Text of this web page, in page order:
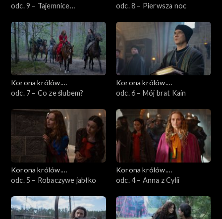
Jagiellonowie
odc. 9 – Tajemnice
Jagiellonowie
odc. 8 – Pierwsza noc
Korona królów.
Jagiellonowie
odc. 7 – Co ze ślubem?
Korona królów.
Jagiellonowie
odc. 6 – Mój brat Kain
Korona królów.
Jagiellonowie
odc. 5 – Robaczywe jabłko
Korona królów.
Jagiellonowie
odc. 4 – Anna z Cylii